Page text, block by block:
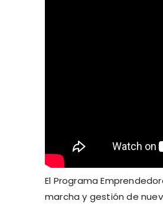
El Programa
marcha y gestión de